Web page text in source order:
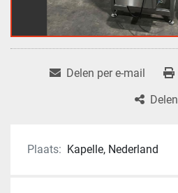
Delen per e-mail
Delen
Plaats: Kapelle, Nederland